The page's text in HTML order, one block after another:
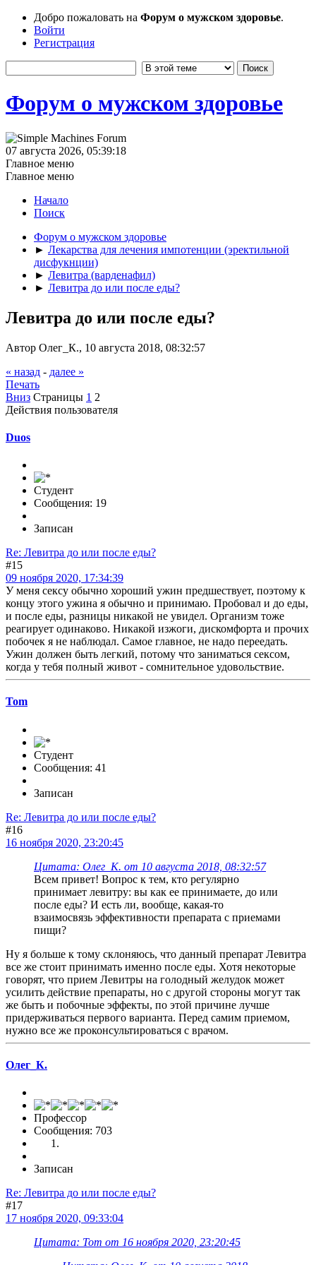
Добро пожаловать на Форум о мужском здоровье.
Войти
Регистрация
Форум о мужском здоровье
07 августа 2026, 05:39:18
Главное меню
Главное меню
Начало
Поиск
Форум о мужском здоровье
► Лекарства для лечения импотенции (эректильной
дисфукнции)
► Левитра (варденафил)
► Левитра до или после еды?
Левитра до или после еды?
Автор Олег_К., 10 августа 2018, 08:32:57
« назад - далее »
Печать
Вниз Страницы 1 2
Действия пользователя
Duos
Студент
Сообщения: 19
Записан
Re: Левитра до или после еды?
#15
09 ноября 2020, 17:34:39
У меня сексу обычно хороший ужин предшествует, поэтому к
концу этого ужина я обычно и принимаю. Пробовал и до еды,
и после еды, разницы никакой не увидел. Организм тоже
реагирует одинаково. Никакой изжоги, дискомфорта и прочих
побочек я не наблюдал. Самое главное, не надо переедать.
Ужин должен быть легкий, потому что заниматься сексом,
когда у тебя полный живот - сомнительное удовольствие.
Tom
Студент
Сообщения: 41
Записан
Re: Левитра до или после еды?
#16
16 ноября 2020, 23:20:45
Цитата: Олег_К. от 10 августа 2018, 08:32:57
Всем привет! Вопрос к тем, кто регулярно
принимает левитру: вы как ее принимаете, до или
после еды? И есть ли, вообще, какая-то
взаимосвязь эффективности препарата с приемами
пищи?
Ну я больше к тому склоняюсь, что данный препарат Левитра
все же стоит принимать именно после еды. Хотя некоторые
говорят, что прием Левитры на голодный желудок может
усилить действие препараты, но с другой стороны могут так
же быть и побочные эффекты, по этой причине лучше
придерживаться первого варианта. Перед самим приемом,
нужно все же проконсультироваться с врачом.
Олег_К.
Профессор
Сообщения: 703
Записан
Re: Левитра до или после еды?
#17
17 ноября 2020, 09:33:04
Цитата: Tom от 16 ноября 2020, 23:20:45